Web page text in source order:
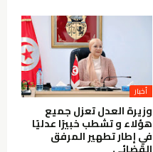
أخبار
وزيرة العدل تعزل جميع
هؤلاء و تشطب خبيرًا عدليًا
في إطار تطهير المرفق